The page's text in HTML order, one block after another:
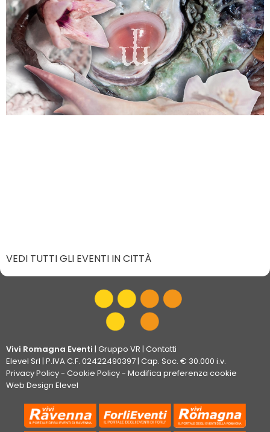
VEDI TUTTI GLI EVENTI IN CITTÀ
Vivi Romagna Eventi | Gruppo VR | Contatti
Elevel Srl | P.IVA C.F. 02422490397 | Cap. Soc. € 30.000 i.v.
Privacy Policy- Cookie Policy- Modifica preferenza cookie
Web Design Elevel